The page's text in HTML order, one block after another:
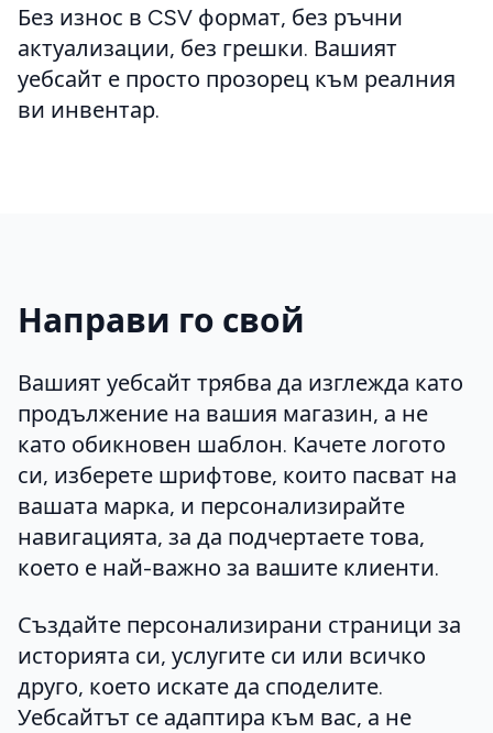
Без износ в CSV формат, без ръчни
актуализации, без грешки. Вашият
уебсайт е просто прозорец към реалния
ви инвентар.
Направи го свой
Вашият уебсайт трябва да изглежда като
продължение на вашия магазин, а не
като обикновен шаблон. Качете логото
си, изберете шрифтове, които пасват на
вашата марка, и персонализирайте
навигацията, за да подчертаете това,
което е най-важно за вашите клиенти.
Създайте персонализирани страници за
историята си, услугите си или всичко
друго, което искате да споделите.
Уебсайтът се адаптира към вас, а не